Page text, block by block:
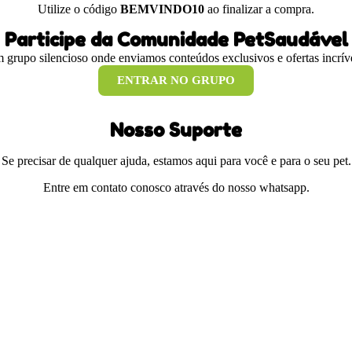
Utilize o código BEMVINDO10 ao finalizar a compra.
Participe da Comunidade PetSaudável
grupo silencioso onde enviamos conteúdos exclusivos e ofertas
ENTRAR NO GRUPO
Nosso Suporte
Se precisar de qualquer ajuda, estamos aqui para você e para o seu pet.
Entre em contato conosco através do nosso whatsapp.